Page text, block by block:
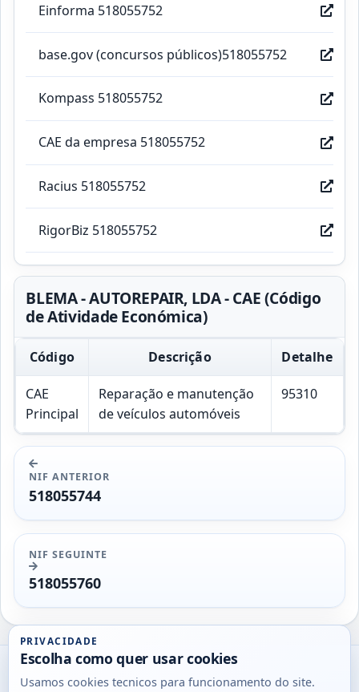
Einforma 518055752
base.gov (concursos públicos)518055752
Kompass 518055752
CAE da empresa 518055752
Racius 518055752
RigorBiz 518055752
BLEMA - AUTOREPAIR, LDA - CAE (Código
de Atividade Económica)
Código Descrição Detalhe
CAE
Principal
Reparação e manutenção
de veículos automóveis
95310
NIF ANTERIOR
518055744
NIF SEGUINTE
518055760
Utils
DB
PRIVACIDADE
Escolha como quer usar cookies
Usamos cookies tecnicos para funcionamento do site.